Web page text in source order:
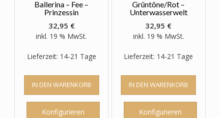
Ballerina – Fee –
Prinzessin
32,95 €
inkl. 19 % MwSt.
Lieferzeit: 14-21 Tage
IN DEN WARENKORB
Konfigurieren
Grüntöne/Rot –
Unterwasserwelt
32,95 €
inkl. 19 % MwSt.
Lieferzeit: 14-21 Tage
IN DEN WARENKORB
Konfigurieren